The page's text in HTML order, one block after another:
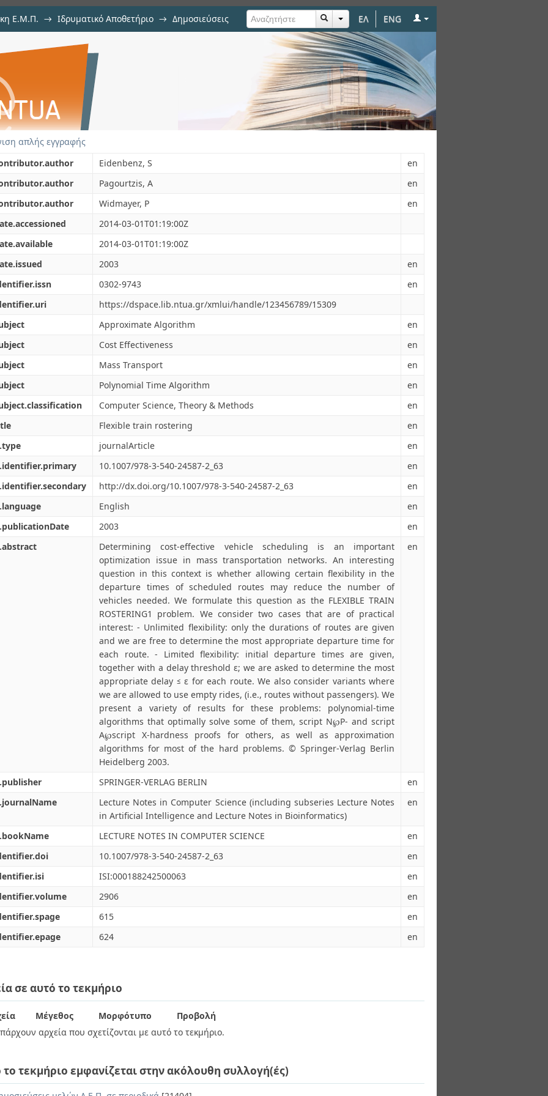
ΕΛ ENG
Ε.Μ.Π. → Ιδρυματικό Αποθετήριο → Δημοσιεύσεις
απλής εγγραφής
Eidenbenz, S
en
Pagourtzis, A
en
Widmayer, P
en
2014-03-01T01:19:00Z
2014-03-01T01:19:00Z
2003
en
0302-9743
en
https://dspace.lib.ntua.gr/xmlui/handle/123456789/15309
Approximate Algorithm
en
Cost Effectiveness
en
Mass Transport
en
Polynomial Time Algorithm
en
Computer Science, Theory & Methods
en
Flexible train rostering
en
journalArticle
en
10.1007/978-3-540-24587-2_63
en
http://dx.doi.org/10.1007/978-3-540-24587-2_63
en
English
en
2003
en
Determining cost-effective vehicle scheduling is an important
optimization issue in mass transportation networks. An interesting
question in this context is whether allowing certain flexibility in the
departure times of scheduled routes may reduce the number of
vehicles needed. We formulate this question as the FLEXIBLE TRAIN
ROSTERING1 problem. We consider two cases that are of practical
interest: - Unlimited flexibility: only the durations of routes are given
and we are free to determine the most appropriate departure time for
each route. - Limited flexibility: initial departure times are given,
together with a delay threshold ε; we are asked to determine the most
appropriate delay ≤ ε for each route. We also consider variants where
we are allowed to use empty rides, (i.e., routes without passengers). We
present a variety of results for these problems: polynomial-time
algorithms that optimally solve some of them, script N℘P- and script
A℘script X-hardness proofs for others, as well as approximation
algorithms for most of the hard problems. © Springer-Verlag Berlin
Heidelberg 2003.
en
SPRINGER-VERLAG BERLIN
en
Lecture Notes in Computer Science (including subseries Lecture Notes
in Artificial Intelligence and Lecture Notes in Bioinformatics)
en
LECTURE NOTES IN COMPUTER SCIENCE
en
10.1007/978-3-540-24587-2_63
en
ISI:000188242500063
en
2906
en
615
en
624 en
σε αυτό το τεκμήριο
Μέγεθος Μορφότυπο
Προβολή
αρχεία που σχετίζονται με αυτό το τεκμήριο.
το τεκμήριο εμφανίζεται στην ακόλουθη συλλογή(ές)